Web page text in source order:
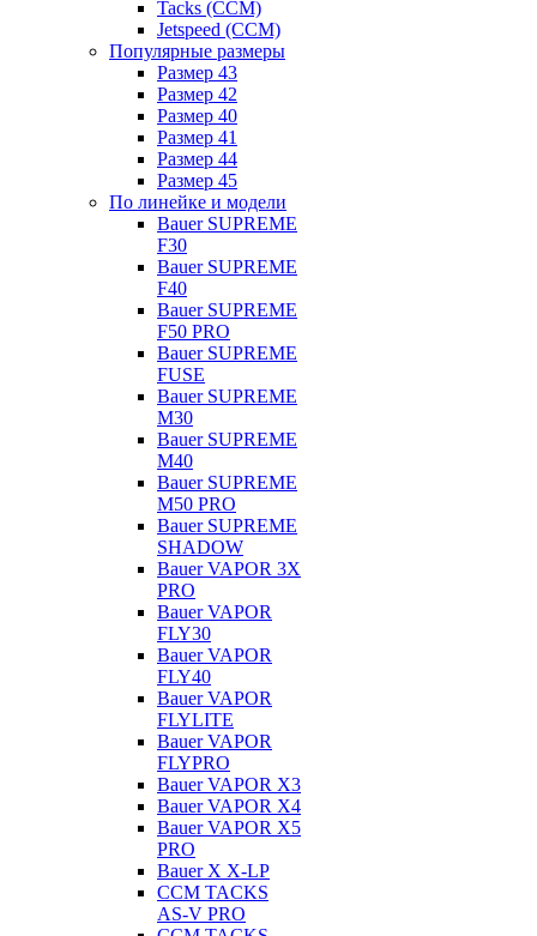
Tacks (CCM)
Jetspeed (CCM)
Популярные размеры
Размер 43
Размер 42
Размер 40
Размер 41
Размер 44
Размер 45
По линейке и модели
Bauer SUPREME
F30
Bauer SUPREME
F40
Bauer SUPREME
F50 PRO
Bauer SUPREME
FUSE
Bauer SUPREME
M30
Bauer SUPREME
M40
Bauer SUPREME
M50 PRO
Bauer SUPREME
SHADOW
Bauer VAPOR 3X
PRO
Bauer VAPOR
FLY30
Bauer VAPOR
FLY40
Bauer VAPOR
FLYLITE
Bauer VAPOR
FLYPRO
Bauer VAPOR X3
Bauer VAPOR X4
Bauer VAPOR X5
PRO
Bauer X X-LP
CCM TACKS
AS-V PRO